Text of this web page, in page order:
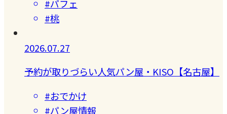
#パフェ
#桃
2026.07.27
予約が取りづらい人気パン屋・KISO【名古屋】
#おでかけ
#パン屋情報